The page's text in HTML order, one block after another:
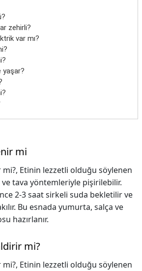
zehirli?
var mı?
yaşar?
mi
mi?, Etinin lezzetli olduğu söylenen
ve tava yöntemleriyle pişirilebilir.
2-3 saat sirkeli suda bekletilir ve
Bu esnada yumurta, salça ve
hazırlanır.
mi?
mi?, Etinin lezzetli olduğu söylenen